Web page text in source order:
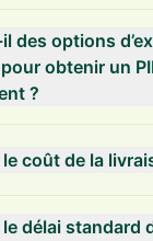
des options
obtenir un
?
coût de la
délai standard